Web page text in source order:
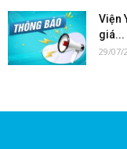
Viện
giá...
29/07/